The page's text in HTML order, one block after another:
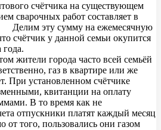
счётчика на существующем
сварочных работ составляет в
эту сумму на ежемесячную
счётчик у данной семьи окупится
года.
жители города часто всей семьёй
газ в квартире или же
При установленном счётчике
квитанции на оплату
В то время как не
отпускники платят каждый месяц
от того, пользовались они газом